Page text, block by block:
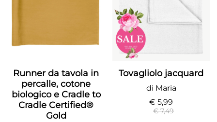
Runner da tavola in
percalle, cotone
biologico e Cradle to
Cradle Certified®
Gold
Tovagliolo jacquard
di Maria
€ 5,99
€ 7,49